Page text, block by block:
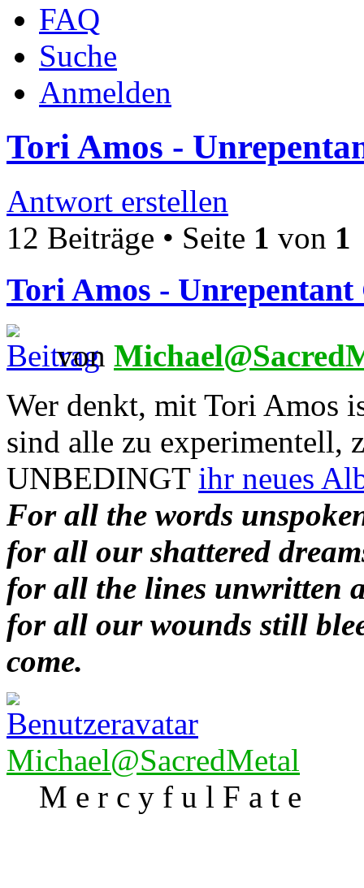
FAQ
Suche
Anmelden
Tori Amos -
Antwort erstellen
12 Beiträge • Seite 1 von 1
Tori Amos - Unrepentant
von
Wer denkt, mit Tori Amos
sind alle zu experimentell,
UNBEDINGT ihr neues
For all the words
for all our shattered
for all the lines unwritten
for all our wounds still
come.
Michael@SacredMetal
M e r c y f u l F a t e